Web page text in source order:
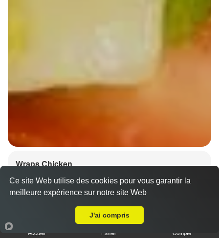
Wraps Chicken
8.50 €
Accueil Panier Compte
Ce site Web utilise des cookies pour vous garantir la
meilleure expérience sur notre site Web
J'ai compris